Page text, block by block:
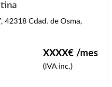
42318 Cdad. de Osma,
XXXX€ /mes
(IVA inc.)